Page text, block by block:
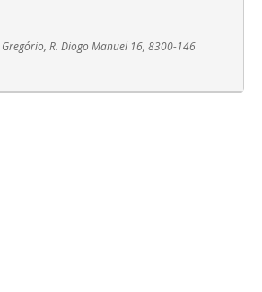
R. Diogo Manuel 16, 8300-146